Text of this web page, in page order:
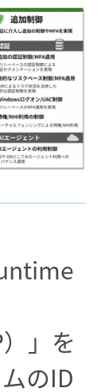
」を
のID